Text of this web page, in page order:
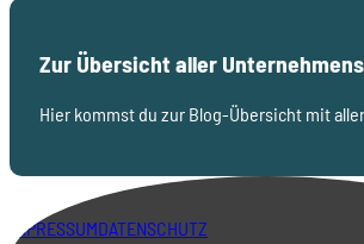
Zur Übersicht aller
Hier kommst du zur Blog-Übersicht mit
IMPRESSUMDATENSCHUTZ